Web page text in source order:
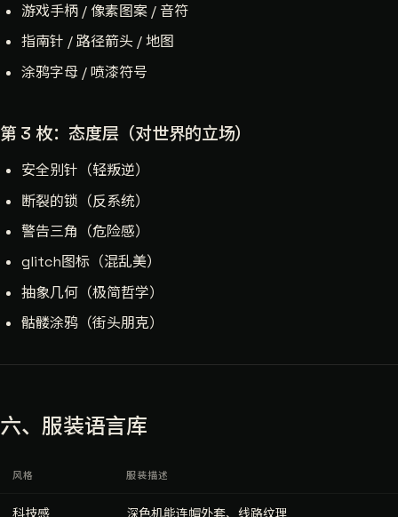
游戏手柄 / 像素图案 / 音符
指南针 / 路径箭头 / 地图
涂鸦字母 / 喷漆符号
第 3 枚：态度层（对世界的立场）
安全别针（轻叛逆）
断裂的锁（反系统）
警告三角（危险感）
glitch图标（混乱美）
抽象几何（极简哲学）
骷髅涂鸦（街头朋克）
六、服装语言库
风格 服装描述
科技感 深色机能连帽外套、线路纹理